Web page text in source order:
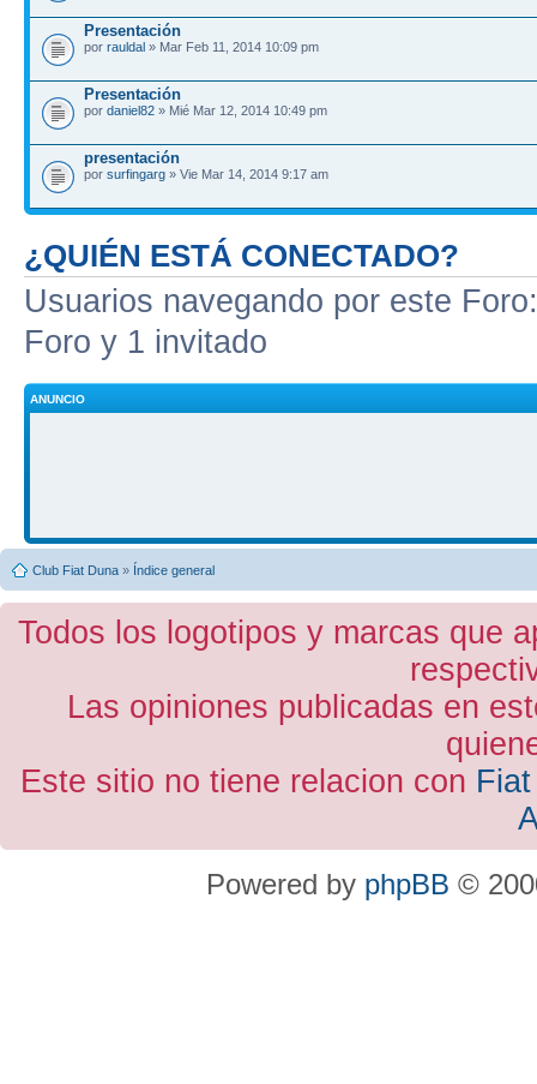
Presentación
por rauldal » Mar Feb 11, 2014 10:09 pm
Presentación
por daniel82 » Mié Mar 12, 2014 10:49 pm
presentación
por surfingarg » Vie Mar 14, 2014 9:17 am
¿QUIÉN ESTÁ CONECTADO?
Usuarios navegando por este
Foro y 1 invitado
ANUNCIO
Club Fiat Duna » Índice general
Todos los logotipos y marcas que
Las opiniones publicadas en
Este sitio no tiene relacion con
Powered by phpBB ©